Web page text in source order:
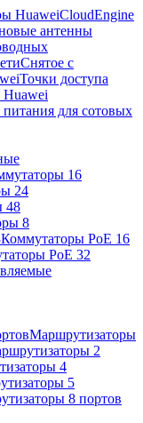
HuaweiCloudEngine
антенны
Снятое с
Точки доступа
Huawei
для сотовых
16
24
48
8
Коммутаторы PoE 16
PoE 32
Маршрутизаторы
2
4
5
8 портов